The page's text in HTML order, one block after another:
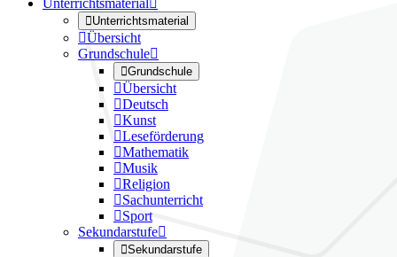
Unterrichtsmaterial
Übersicht
Grundschule
Grundschule
Übersicht
Deutsch
Kunst
Leseförderung
Mathematik
Musik
Religion
Sachunterricht
Sport
Sekundarstufe
Sekundarstufe